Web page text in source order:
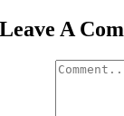
Leave A